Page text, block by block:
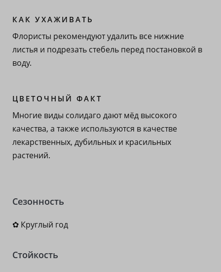
КАК УХАЖИВАТЬ
Флористы рекомендуют удалить все нижние
листья и подрезать стебель перед постановкой в
воду.
ЦВЕТОЧНЫЙ ФАКТ
Многие виды солидаго дают мёд высокого
качества, а также используются в качестве
лекарственных, дубильных и красильных
растений.
Сезонность
✿ Круглый год
Стойкость